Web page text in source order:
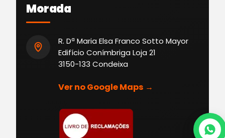
Morada
R. Dª Maria Elsa Franco Sotto Mayor
Edifício Conímbriga Loja 21
3150-133 Condeixa
Ver no Google Maps →